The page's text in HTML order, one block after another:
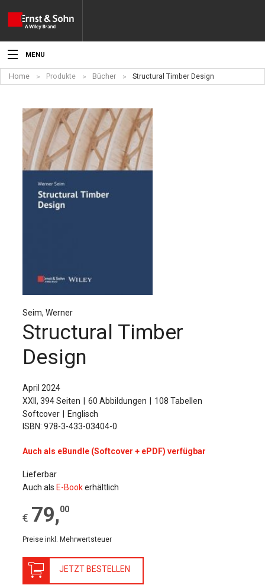
MENU
Aktuelles
Veranstaltungen
Angebote
Fachgebiete
Produkte
Verlag
Home Produkte Bücher Structural Timber Design
Seim, Werner
Structural Timber
Design
April 2024
XXII, 394 Seiten
60 Abbildungen
108 Tabellen
Softcover
Englisch
ISBN: 978-3-433-03404-0
Auch als eBundle (Softcover + ePDF) verfügbar
Lieferbar
Auch als E-Bookerhältlich
€ 79,00
Preise inkl. Mehrwertsteuer
JETZT BESTELLEN